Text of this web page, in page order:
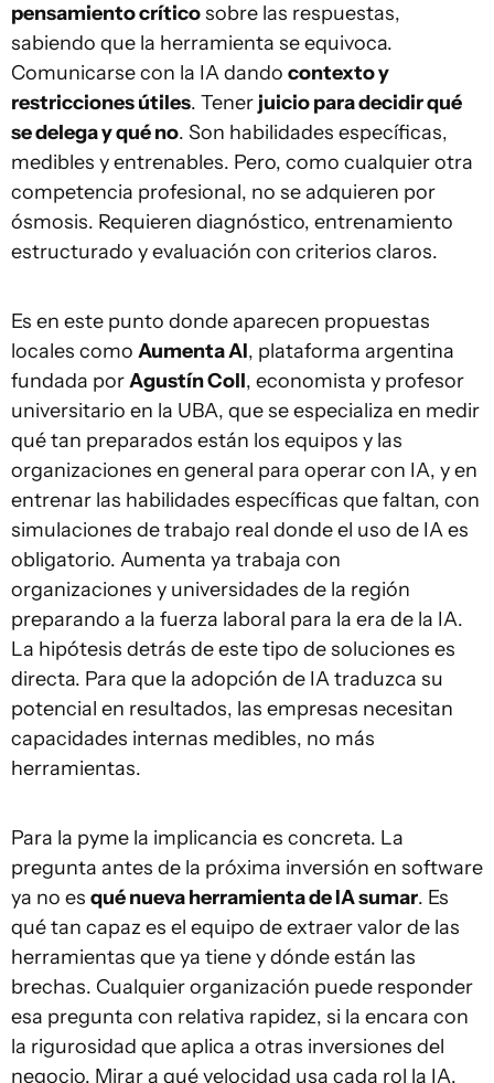
pensamiento críticosobre las respuestas,
sabiendo que la herramienta se equivoca.
Comunicarse con la IA dando contexto y
restricciones útiles. Tener juicio para decidir qué
se delega y qué no. Son habilidades específicas,
medibles y entrenables. Pero, como cualquier otra
competencia profesional, no se adquieren por
ósmosis. Requieren diagnóstico, entrenamiento
estructurado y evaluación con criterios claros.
Es en este punto donde aparecen propuestas
locales como Aumenta AI, plataforma argentina
fundada porAgustín Coll, economista y profesor
universitario en la UBA, que se especializa en medir
qué tan preparados están los equipos y las
organizaciones en general para operar con IA, y en
entrenar las habilidades específicas que faltan, con
simulaciones de trabajo real donde el uso de IA es
obligatorio. Aumenta ya trabaja con
organizaciones y universidades de la región
preparando a la fuerza laboral para la era de la IA.
La hipótesis detrás de este tipo de soluciones es
directa. Para que la adopción de IA traduzca su
potencial en resultados, las empresas necesitan
capacidades internas medibles, no más
herramientas.
Para la pyme la implicancia es concreta. La
pregunta antes de la próxima inversión en software
ya no es qué nueva herramienta de IA sumar. Es
qué tan capaz es el equipo de extraer valor de las
herramientas que ya tiene y dónde están las
brechas. Cualquier organización puede responder
esa pregunta con relativa rapidez, si la encara con
la rigurosidad que aplica a otras inversiones del
negocio. Mirar a qué velocidad usa cada rol la IA,